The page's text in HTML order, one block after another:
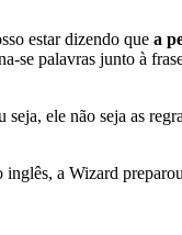
estar dizendo que a
se palavras junto à
seja, ele não seja as
a Wizard